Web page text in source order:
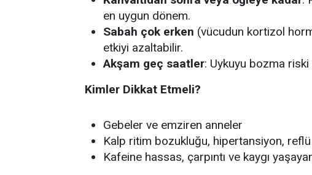
en uygun dönem.
Sabah çok erken (vücudun kortizol
etkiyi azaltabilir.
Akşam geç saatler: Uykuyu bozma riski
Kimler Dikkat Etmeli?
Gebeler ve emziren anneler
Kalp ritim bozukluğu, hipertansiyon, reflü
Kafeine hassas, çarpıntı ve kaygı